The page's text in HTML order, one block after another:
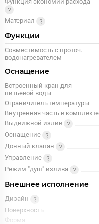
Функция экономии расхода
Материал
Функции
Совместимость с проточ.
водонагревателем
Оснащение
Встроенный кран для
питьевой воды
Ограничитель температуры
Внутренняя часть в комплекте
Выдвижной излив
Оснащение
Донный клапан
Управление
Режим "душ" излива
Внешнее исполнение
Дизайн
Поверхность
Форма